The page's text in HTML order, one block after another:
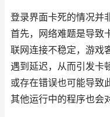
登录界面卡死的情况并
首先，网络难题是导致
联网连接不稳定，游戏
遇到延迟，从而引发卡
或存在错误也可能导致
其他运行中的程序也会